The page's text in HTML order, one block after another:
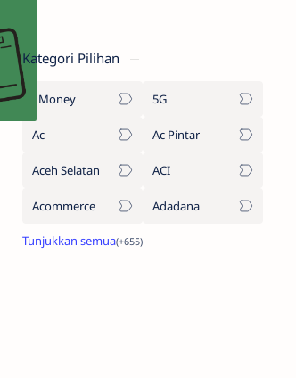
Kategori Pilihan
1Money 5G
Ac Ac Pintar
Aceh Selatan ACI
Acommerce Adadana